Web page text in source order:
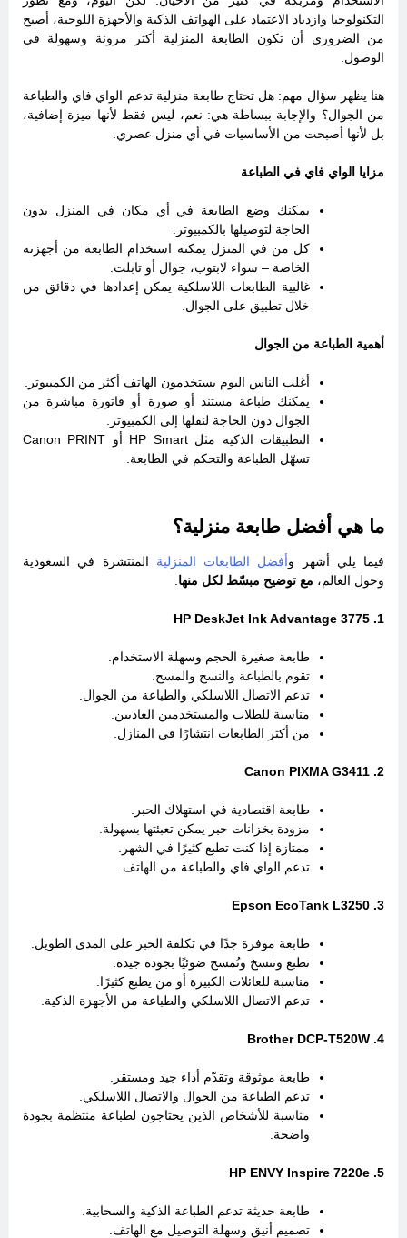
التكنولوجيا وازدياد الاعتماد على الهواتف الذكية والأجهزة اللوحية، أصبح
من الضروري أن تكون الطابعة المنزلية أكثر مرونة وسهولة في
الوصول.
هنا يظهر سؤال مهم: هل تحتاج طابعة منزلية تدعم الواي فاي والطباعة
من الجوال؟ والإجابة ببساطة هي: نعم، ليس فقط لأنها ميزة إضافية،
بل لأنها أصبحت من الأساسيات في أي منزل عصري.
مزايا الواي فاي في الطباعة
يمكنك وضع الطابعة في أي مكان في المنزل بدون
الحاجة لتوصيلها بالكمبيوتر.
كل من في المنزل يمكنه استخدام الطابعة من أجهزته
الخاصة – سواء لابتوب، جوال أو تابلت.
غالبية الطابعات اللاسلكية يمكن إعدادها في دقائق من
خلال تطبيق على الجوال.
أهمية الطباعة من الجوال
أغلب الناس اليوم يستخدمون الهاتف أكثر من الكمبيوتر.
يمكنك طباعة مستند أو صورة أو فاتورة مباشرة من
الجوال دون الحاجة لنقلها إلى الكمبيوتر.
التطبيقات الذكية مثل HP Smart أو Canon PRINT
تسهّل الطباعة والتحكم في الطابعة.
ما هي أفضل طابعة منزلية؟
فيما يلي أشهر وأفضل الطابعات المنزلية المنتشرة في السعودية
وحول العالم، مع توضيح مبسّط لكل منها:
1. HP DeskJet Ink Advantage 3775
طابعة صغيرة الحجم وسهلة الاستخدام.
تقوم بالطباعة والنسخ والمسح.
تدعم الاتصال اللاسلكي والطباعة من الجوال.
مناسبة للطلاب والمستخدمين العاديين.
من أكثر الطابعات انتشارًا في المنازل.
2. Canon PIXMA G3411
طابعة اقتصادية في استهلاك الحبر.
مزودة بخزانات حبر يمكن تعبئتها بسهولة.
ممتازة إذا كنت تطبع كثيرًا في الشهر.
تدعم الواي فاي والطباعة من الهاتف.
3. Epson EcoTank L3250
طابعة موفرة جدًا في تكلفة الحبر على المدى الطويل.
تطبع وتنسخ وتُمسح ضوئيًا بجودة جيدة.
مناسبة للعائلات الكبيرة أو من يطبع كثيرًا.
تدعم الاتصال اللاسلكي والطباعة من الأجهزة الذكية.
4. Brother DCP-T520W
طابعة موثوقة وتقدّم أداء جيد ومستقر.
تدعم الطباعة من الجوال والاتصال اللاسلكي.
مناسبة للأشخاص الذين يحتاجون لطباعة منتظمة بجودة
واضحة.
5. HP ENVY Inspire 7220e
طابعة حديثة تدعم الطباعة الذكية والسحابية.
تصميم أنيق وسهلة التوصيل مع الهاتف.